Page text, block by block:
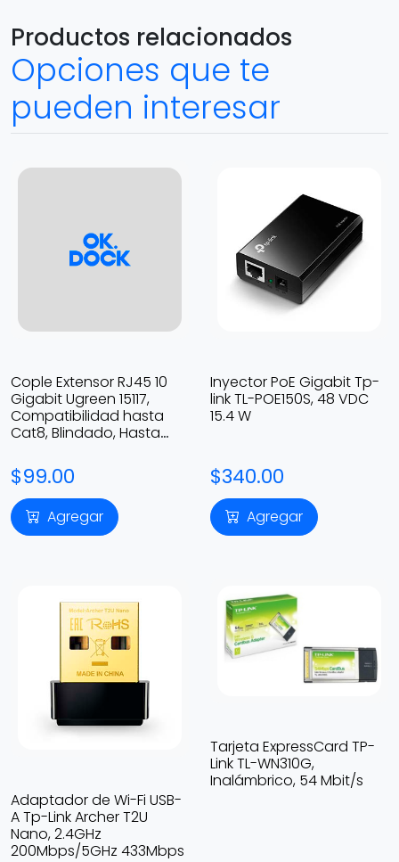
Productos relacionados
Opciones que te
pueden interesar
Cople Extensor RJ45 10
Gigabit Ugreen 15117,
Compatibilidad hasta
Cat8, Blindado, Hasta
$99.00
Agregar
Inyector PoE Gigabit Tp-
link TL-POE150S, 48 VDC
15.4 W
$340.00
Agregar
Adaptador de Wi-Fi USB-
A Tp-Link Archer T2U
Nano, 2.4GHz
200Mbps/5GHz 433Mbps
Tarjeta ExpressCard TP-
Link TL-WN310G,
Inalámbrico, 54 Mbit/s